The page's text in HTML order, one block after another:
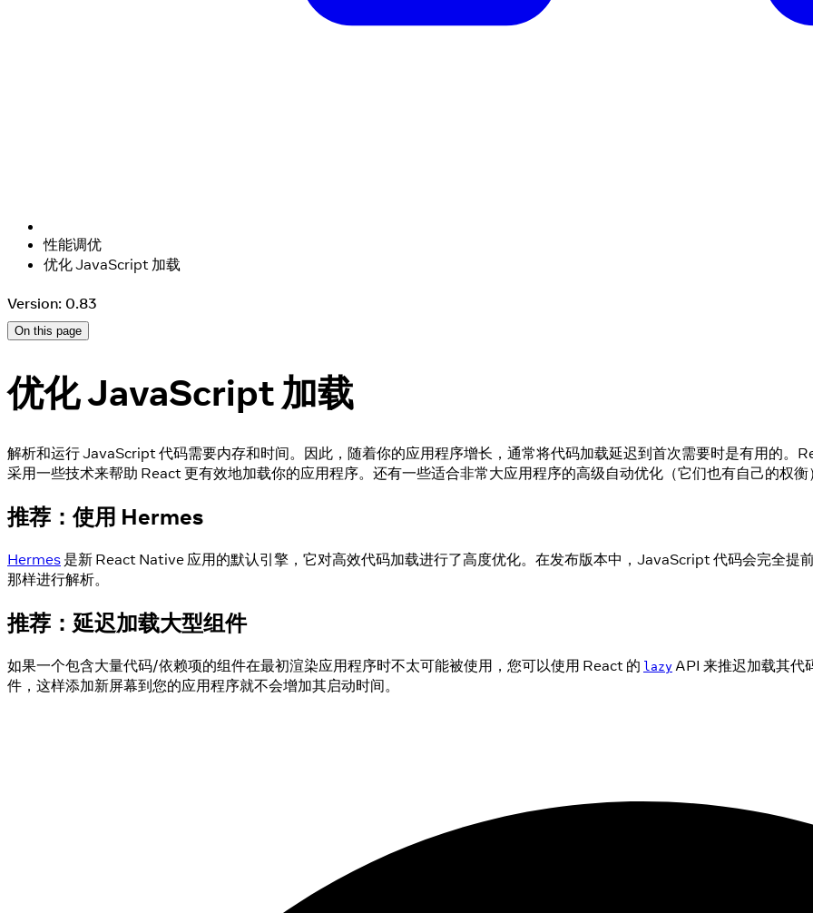
性能调优
优化 JavaScript 加载
Version: 0.83
On this page
优化 JavaScript 加载
解析和运行 JavaScript 代码需要内存和时间。因此，随着你的应用程序增长，通常将代码加载延迟到首次需要时是有用的
采用一些技术来帮助 React 更有效地加载你的应用程序。还有一些适合非常大应用程序的高级自动优化（它们也有自己的权衡
推荐：使用 Hermes
Hermes 是新 React Native 应用的默认引擎，它对高效代码加载进行了高度优化。在发布版本中，JavaScript 代码会完全
那样进行解析。
推荐：延迟加载大型组件
如果一个包含大量代码/依赖项的组件在最初渲染应用程序时不太可能被使用，您可以使用 React 的 lazy API 来推迟加载其代
件，这样添加新屏幕到您的应用程序就不会增加其启动时间。